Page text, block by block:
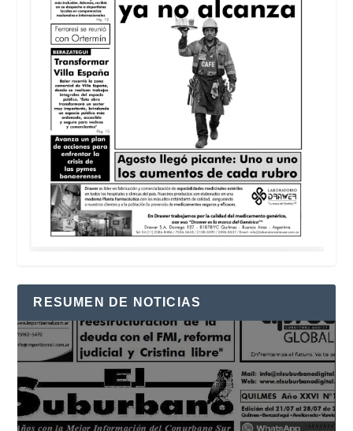
RESUMEN DE NOTICIAS
Reproductor
de
vídeo